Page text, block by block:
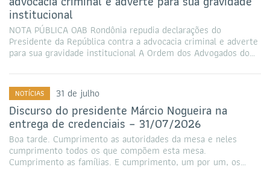
institucional
NOTA PÚBLICA OAB Rondônia repudia declarações do
Presidente da República contra a advocacia criminal e adverte
para sua gravidade institucional A Ordem dos Advogados do…
NOTÍCIAS 31 de julho
Discurso do presidente Márcio Nogueira na
entrega de credenciais – 31/07/2026
Boa tarde. Cumprimento as autoridades da mesa e neles
cumprimento todos os que compõem esta mesa.
Cumprimento as famílias. E cumprimento, um por um, os…